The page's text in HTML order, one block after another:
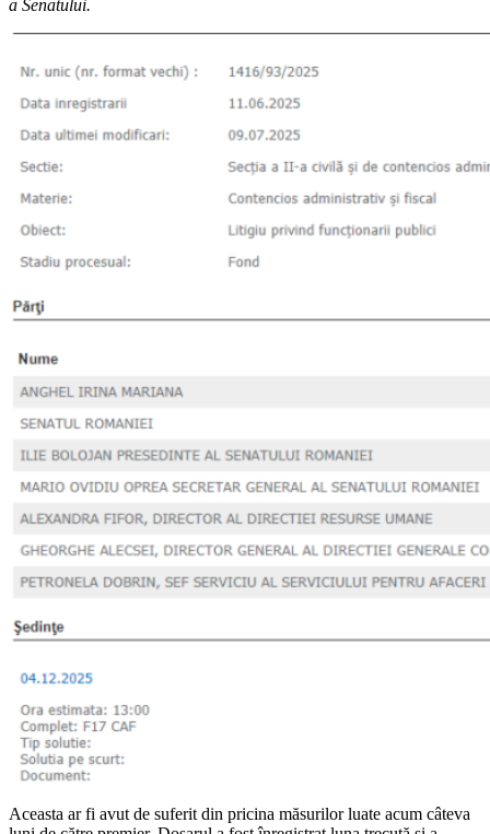
a Senatului.
Aceasta ar fi avut de suferit din pricina măsurilor luate acum câteva